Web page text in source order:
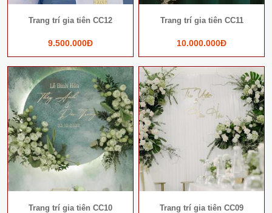
Trang trí gia tiên CC12
9.500.000Đ
Trang trí gia tiên CC11
10.000.000Đ
Trang trí gia tiên CC10 Trang trí gia tiên CC09